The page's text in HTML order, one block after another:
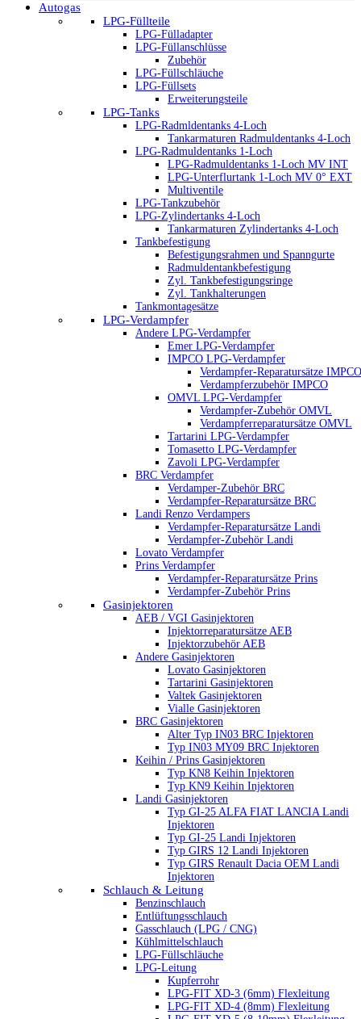
Autogas
LPG-Füllteile
LPG-Fülladapter
LPG-Füllanschlüsse
Zubehör
LPG-Füllschläuche
LPG-Füllsets
Erweiterungsteile
LPG-Tanks
LPG-Radmldentanks 4-Loch
Tankarmaturen Radmuldentanks 4-Loch
LPG-Radmuldentanks 1-Loch
LPG-Radmuldentanks 1-Loch MV INT
LPG-Unterflurtank 1-Loch MV 0° EXT
Multiventile
LPG-Tankzubehör
LPG-Zylindertanks 4-Loch
Tankarmaturen Zylindertanks 4-Loch
Tankbefestigung
Befestigungsrahmen und Spanngurte
Radmuldentankbefestigung
Zyl. Tankbefestigungsringe
Zyl. Tankhalterungen
Tankmontagesätze
LPG-Verdampfer
Andere LPG-Verdampfer
Emer LPG-Verdampfer
IMPCO LPG-Verdampfer
Verdampfer-Reparatursätze IMPCO
Verdampferzubehör IMPCO
OMVL LPG-Verdampfer
Verdampfer-Zubehör OMVL
Verdampferreparatursätze OMVL
Tartarini LPG-Verdampfer
Tomasetto LPG-Verdampfer
Zavoli LPG-Verdampfer
BRC Verdampfer
Verdamper-Zubehör BRC
Verdampfer-Reparatursätze BRC
Landi Renzo Verdampers
Verdampfer-Reparatursätze Landi
Verdampfer-Zubehör Landi
Lovato Verdampfer
Prins Verdampfer
Verdampfer-Reparatursätze Prins
Verdampfer-Zubehör Prins
Gasinjektoren
AEB / VGI Gasinjektoren
Injektorreparatursätze AEB
Injektorzubehör AEB
Andere Gasinjektoren
Lovato Gasinjektoren
Tartarini Gasinjektoren
Valtek Gasinjektoren
Vialle Gasinjektoren
BRC Gasinjektoren
Alter Typ IN03 BRC Injektoren
Typ IN03 MY09 BRC Injektoren
Keihin / Prins Gasinjektoren
Typ KN8 Keihin Injektoren
Typ KN9 Keihin Injektoren
Landi Gasinjektoren
Typ GI-25 ALFA FIAT LANCIA Landi
Injektoren
Typ GI-25 Landi Injektoren
Typ GIRS 12 Landi Injektoren
Typ GIRS Renault Dacia OEM Landi
Injektoren
Schlauch & Leitung
Benzinschlauch
Entlüftungsschlauch
Gasschlauch (LPG / CNG)
Kühlmittelschlauch
LPG-Füllschläuche
LPG-Leitung
Kupferrohr
LPG-FIT XD-3 (6mm) Flexleitung
LPG-FIT XD-4 (8mm) Flexleitung